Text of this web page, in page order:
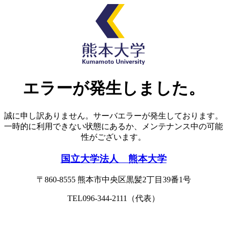
エラーが発生しました。
誠に申し訳ありません。サーバエラーが発生しております。
一時的に利用できない状態にあるか、メンテナンス中の可能
性がございます。
国立大学法人 熊本大学
〒860-8555 熊本市中央区黒髪2丁目39番1号
TEL096-344-2111（代表）